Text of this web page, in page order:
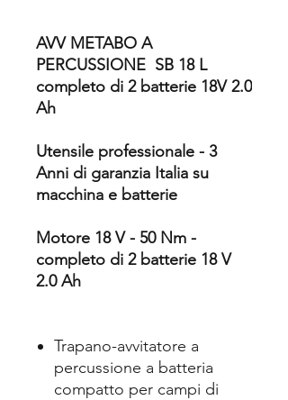
AVV METABO A
PERCUSSIONE SB 18 L
completo di 2 batterie 18V 2.0
Ah
Utensile professionale - 3
Anni di garanzia Italia su
macchina e batterie
Motore 18 V - 50 Nm -
completo di 2 batterie 18 V
2.0 Ah
Trapano-avvitatore a
percussione a batteria
compatto per campi di